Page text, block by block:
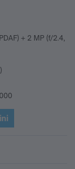
+ 2 MP (f/2.4,